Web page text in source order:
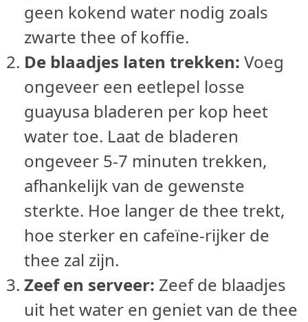
geen kokend water nodig zoals
zwarte thee of koffie.
De blaadjes laten trekken: Voeg
ongeveer een eetlepel losse
guayusa bladeren per kop heet
water toe. Laat de bladeren
ongeveer 5-7 minuten trekken,
afhankelijk van de gewenste
sterkte. Hoe langer de thee trekt,
hoe sterker en cafeïne-rijker de
thee zal zijn.
Zeef en serveer: Zeef de blaadjes
uit het water en geniet van de thee